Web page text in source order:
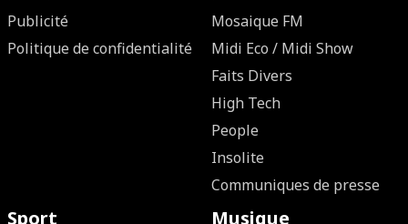
Publicité
Politique de confidentialité
Mosaique FM
Midi Eco / Midi Show
Faits Divers
High Tech
People
Insolite
Communiques de presse
Sport Musique